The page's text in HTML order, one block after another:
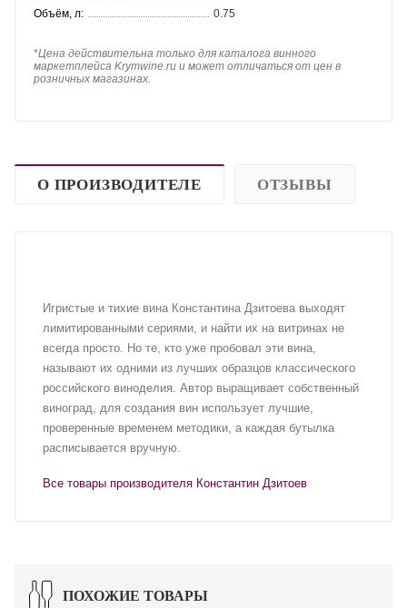
Объём, л:
0.75
*Цена действительна только для каталога винного
маркетплейса Krymwine.ru и может отличаться от цен в
розничных магазинах.
О ПРОИЗВОДИТЕЛЕ ОТЗЫВЫ
Игристые и тихие вина Константина Дзитоева выходят
лимитированными сериями, и найти их на витринах не
всегда просто. Но те, кто уже пробовал эти вина,
называют их одними из лучших образцов классического
российского виноделия. Автор выращивает собственный
виноград, для создания вин использует лучшие,
проверенные временем методики, а каждая бутылка
расписывается вручную.
Все товары производителя Константин Дзитоев
ПОХОЖИЕ ТОВАРЫ